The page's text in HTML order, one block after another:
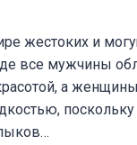
жестоких и
все мужчины
а